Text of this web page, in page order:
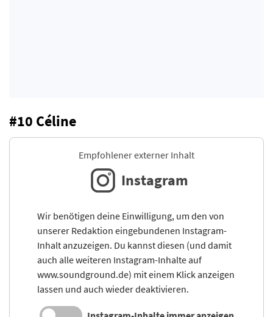
#10 Céline
Empfohlener externer Inhalt
Instagram
Wir benötigen deine Einwilligung, um den von
unserer Redaktion eingebundenen Instagram-
Inhalt anzuzeigen. Du kannst diesen (und damit
auch alle weiteren Instagram-Inhalte auf
www.soundground.de) mit einem Klick anzeigen
lassen und auch wieder deaktivieren.